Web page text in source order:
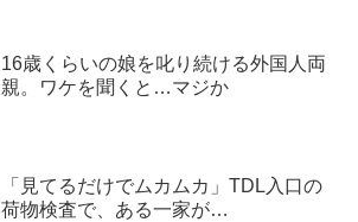
16歳くらいの娘を叱り続ける外国人両
親。ワケを聞くと…マジか
「見てるだけでムカムカ」TDL入口の
荷物検査で、ある一家が…